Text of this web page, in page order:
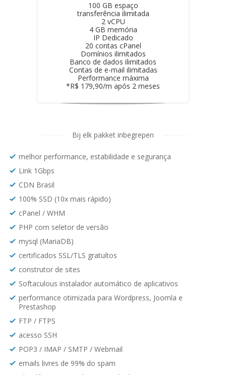
100 GB espaço
transferência ilimitada
2 vCPU
4 GB memória
IP Dedicado
20 contas cPanel
Domínios ilimitados
Banco de dados ilimitados
Contas de e-mail ilimitadas
Performance máxima
*R$ 179,90/m após 2 meses
Bij elk pakket inbegrepen
melhor performance, estabilidade e segurança
Link 1Gbps
CDN Brasil
100% SSD (10x mais rápido)
cPanel / WHM
PHP com seletor de versão
mysql (MariaDB)
certificados SSL/TLS gratuítos
construtor de sites
Softaculous instalador automático de aplicativos
performance otimizada para Wordpress, Joomla e
Prestashop
FTP / FTPS
acesso SSH
POP3 / IMAP / SMTP / Webmail
emails livres de 99% do spam